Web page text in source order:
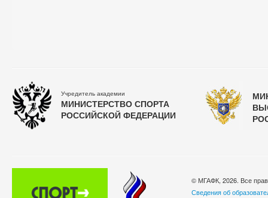
Учредитель академии
МИНИСТЕРСТВО СПОРТА
РОССИЙСКОЙ ФЕДЕРАЦИИ
© МГАФК, 2026. Все
Сведения об